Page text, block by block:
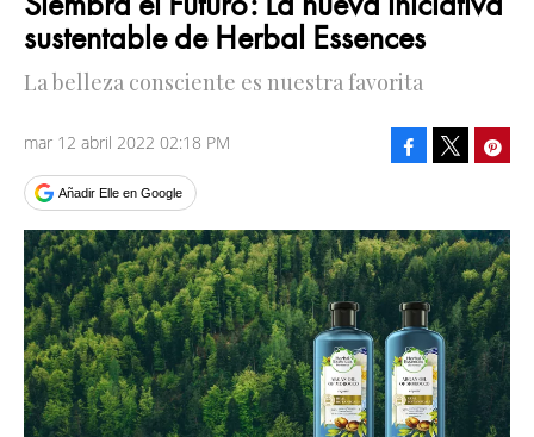
sustentable de Herbal Essences
La belleza consciente es nuestra favorita
mar 12 abril 2022 02:18 PM
Añadir Elle en Google
Facebook